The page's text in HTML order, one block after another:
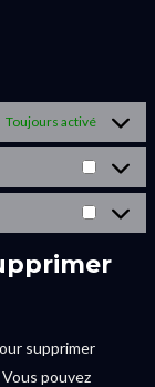
Toujours activé
supprimer
pouvez